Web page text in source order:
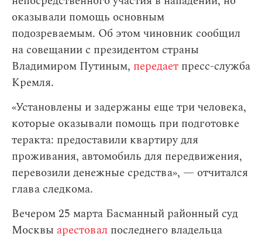
оказывали помощь основным
подозреваемым. Об этом чиновник сообщил
на совещании с президентом страны
Владимиром Путиным, передает пресс-служба
Кремля.
«Установлены и задержаны еще три человека,
которые оказывали помощь при подготовке
теракта: предоставили квартиру для
проживания, автомобиль для передвижения,
перевозили денежные средства», — отчитался
глава следкома.
Вечером 25 марта Басманный районный суд
Москвы арестовал последнего владельца